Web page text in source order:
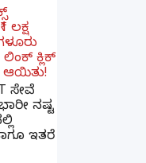
ಲಕ್ಷ
ಲಿಂಕ್ ಕ್ಲಿಕ್
ಆಯಿತು!
ಸೇವೆ
ನಷ್ಟ
ಇತರೆ